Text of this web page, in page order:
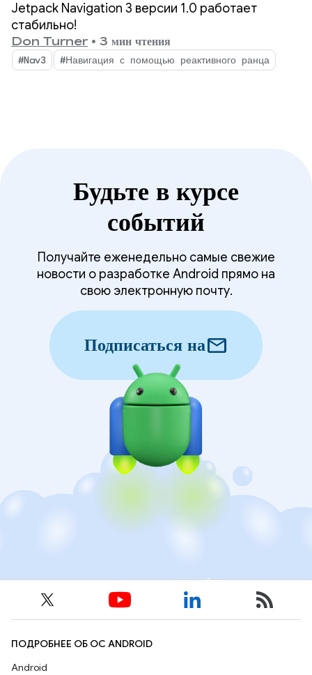
Jetpack Navigation 3 версии 1.0 работает
стабильно!
Don Turner • 3 мин чтения
#Nav3 #Навигация с помощью реактивного ранца
Будьте в курсе
событий
Получайте еженедельно самые свежие
новости о разработке Android прямо на
свою электронную почту.
Подписаться наmail
ПОДРОБНЕЕ ОБ ОС ANDROID
Android